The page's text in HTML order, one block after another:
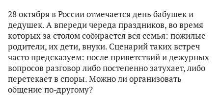
28 октября в России отмечается день бабушек и
дедушек. А впереди череда праздников, во время
которых за столом собирается вся семья: пожилые
родители, их дети, внуки. Сценарий таких встреч
часто предсказуем: после приветствий и дежурных
вопросов разговор либо постепенно затухает, либо
перетекает в споры. Можно ли организовать
общение по-другому?